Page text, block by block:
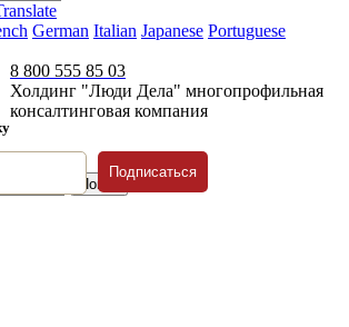
German Italian Japanese Portuguese
8 800 555 85 03
Холдинг "Люди Дела" многопрофильная
консалтинговая компания
Подписаться